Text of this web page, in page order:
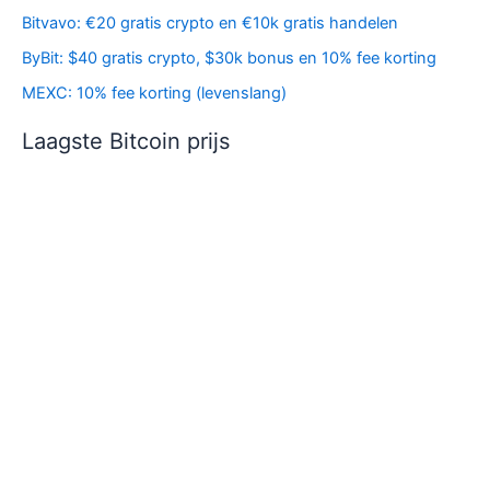
Bitvavo: €20 gratis crypto en €10k gratis handelen
ByBit: $40 gratis crypto, $30k bonus en 10% fee korting
MEXC: 10% fee korting (levenslang)
Laagste Bitcoin prijs